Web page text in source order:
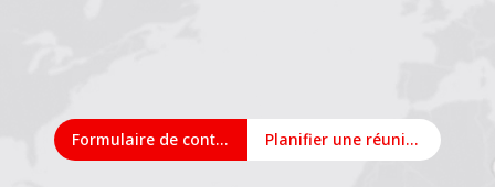
Formulaire de contact Planifier une réunion en ligne